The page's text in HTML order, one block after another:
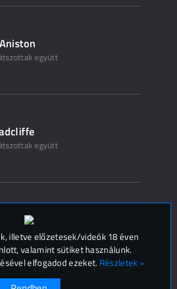
együtt
együtt
illetve előzetesek/videók 18 éven
valamint sütiket használunk.
elfogadod ezeket. Részletek »